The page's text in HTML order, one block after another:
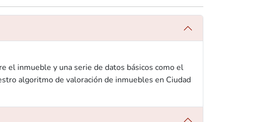
el inmueble y una serie de datos básicos como el
algoritmo de valoración de inmuebles en Ciudad